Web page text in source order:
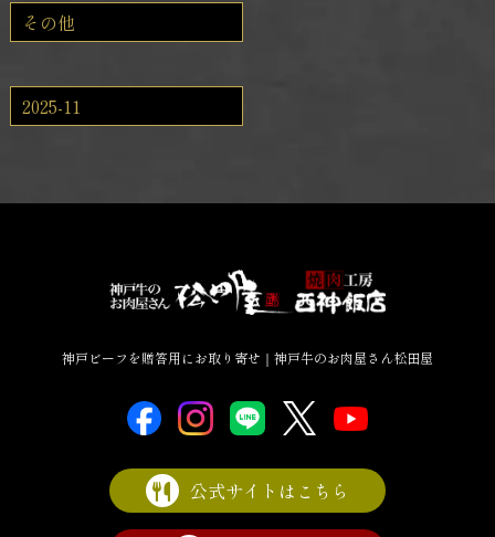
その他
2025-11
神戸ビーフを贈答用にお取り寄せ｜神戸牛のお肉屋さん松田屋
公式サイトはこちら